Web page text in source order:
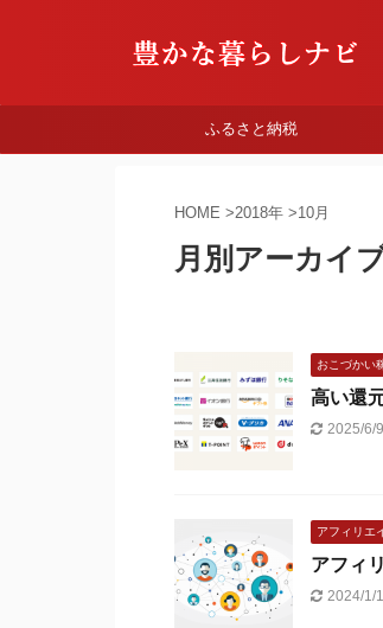
ふるさと納税
HOME >2018年 >10月
月別アーカイ
おこづかい
高い還
2025/6/9
アフィリエ
アフィ
2024/1/